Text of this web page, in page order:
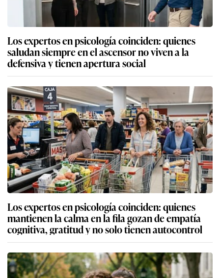
Los expertos en psicología coinciden: quienes
saludan siempre en el ascensor no viven a la
defensiva y tienen apertura social
Los expertos en psicología coinciden: quienes
mantienen la calma en la fila gozan de empatía
cognitiva, gratitud y no solo tienen autocontrol